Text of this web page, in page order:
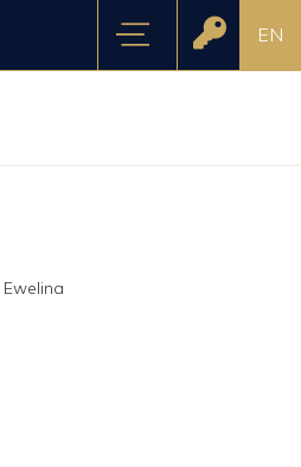
EN
Ewelina